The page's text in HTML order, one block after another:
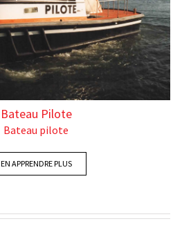
Bateau Pilote
Bateau pilote
EN APPRENDRE PLUS